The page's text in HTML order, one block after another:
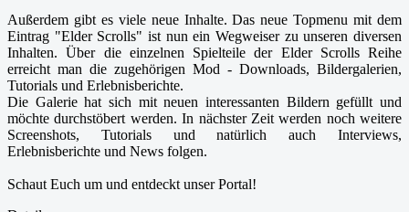
Außerdem gibt es viele neue Inhalte. Das neue Topmenu mit dem
Eintrag "Elder Scrolls" ist nun ein Wegweiser zu unseren diversen
Inhalten. Über die einzelnen Spielteile der Elder Scrolls Reihe
erreicht man die zugehörigen Mod - Downloads, Bildergalerien,
Tutorials und Erlebnisberichte.
Die Galerie hat sich mit neuen interessanten Bildern gefüllt und
möchte durchstöbert werden. In nächster Zeit werden noch weitere
Screenshots, Tutorials und natürlich auch Interviews,
Erlebnisberichte und News folgen.
Schaut Euch um und entdeckt unser Portal!